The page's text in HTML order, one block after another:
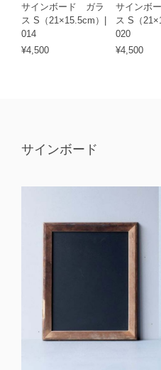
サインボード ガラ
ス S（21×15.5cm）|
014
¥4,500
サインボ
ス S（
020
¥4,500
サインボード